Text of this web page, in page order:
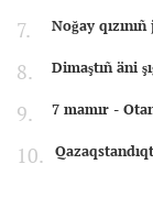
Noğay
Dimaştıñ äni
7 mamır -